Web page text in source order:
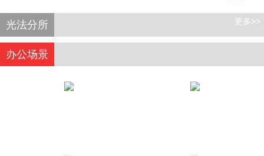
光法分所 更多>>
办公场景